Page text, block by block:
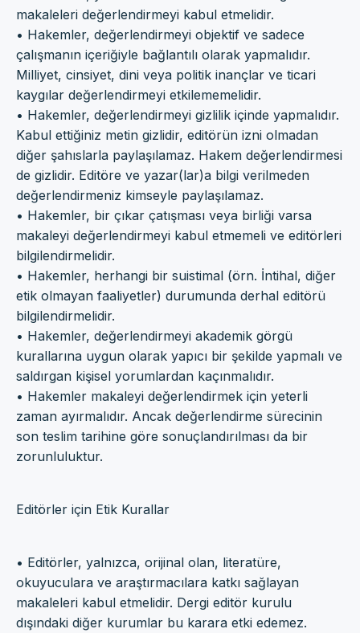
makaleleri değerlendirmeyi kabul etmelidir.
• Hakemler, değerlendirmeyi objektif ve sadece
çalışmanın içeriğiyle bağlantılı olarak yapmalıdır.
Milliyet, cinsiyet, dini veya politik inançlar ve ticari
kaygılar değerlendirmeyi etkilememelidir.
• Hakemler, değerlendirmeyi gizlilik içinde yapmalıdır.
Kabul ettiğiniz metin gizlidir, editörün izni olmadan
diğer şahıslarla paylaşılamaz. Hakem değerlendirmesi
de gizlidir. Editöre ve yazar(lar)a bilgi verilmeden
değerlendirmeniz kimseyle paylaşılamaz.
• Hakemler, bir çıkar çatışması veya birliği varsa
makaleyi değerlendirmeyi kabul etmemeli ve editörleri
bilgilendirmelidir.
• Hakemler, herhangi bir suistimal (örn. İntihal, diğer
etik olmayan faaliyetler) durumunda derhal editörü
bilgilendirmelidir.
• Hakemler, değerlendirmeyi akademik görgü
kurallarına uygun olarak yapıcı bir şekilde yapmalı ve
saldırgan kişisel yorumlardan kaçınmalıdır.
• Hakemler makaleyi değerlendirmek için yeterli
zaman ayırmalıdır. Ancak değerlendirme sürecinin
son teslim tarihine göre sonuçlandırılması da bir
zorunluluktur.
Editörler için Etik Kurallar
• Editörler, yalnızca, orijinal olan, literatüre,
okuyuculara ve araştırmacılara katkı sağlayan
makaleleri kabul etmelidir. Dergi editör kurulu
dışındaki diğer kurumlar bu karara etki edemez.